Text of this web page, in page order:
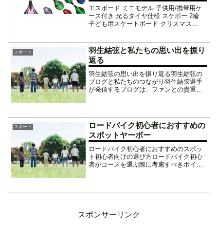
イブボード スケボー 2輪 光るタ
イヤ 1年保証でお届け
エスボード ミニモデル 子供用/携帯用ケ
ース付き 光るタイヤ仕様 スケボー 2輪
子ども用スケートボード クリスマス
料無料) (2021/12/...
スポーツ
羽生結弦と私たちの思い出を振り
返る
羽生結弦の思い出を振り返る羽生結弦の
ブログと私たちのつながり羽生結弦選手
が発信するブログは、ファンとの貴重な
それだけでなく、羽生選手...
スポーツ
ロードバイク初心者におすすめの
スポットヤーボー
ロードバイク初心者におすすめのスポッ
ト初心者向けの選び方ロードバイク初心
者がコースを選ぶ際に考慮すべきポイン
スポンサーリンク